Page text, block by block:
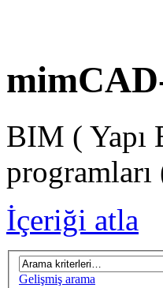
BIM ( Yapı
İçeriği atla
Gelişmiş arama